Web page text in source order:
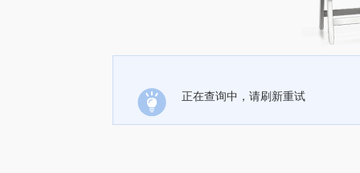
正在查询中，请刷新重试